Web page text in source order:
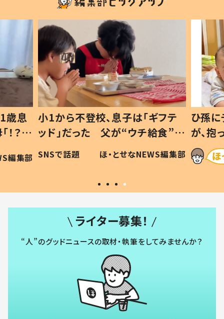
歳息
？」
編集部
小1から不登校、息子は「ギフテ
ッド」だった 父が“ウチ給食”を
作り続ける理由とは #令和の親
#令和の子
SNSで話題 ほ・とせなNEWS編集部
ひ孫
が、
「涙が
い」
ライター募集！
“人”のグッドニュースの取材・執筆をしてみませんか？